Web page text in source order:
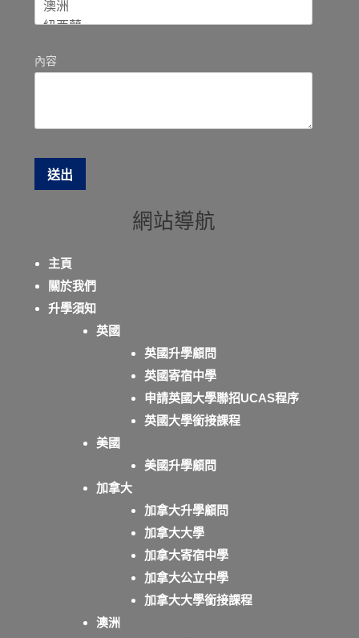
內容
網站導航
主頁
關於我們
升學須知
英國
英國升學顧問
英國寄宿中學
申請英國大學聯招UCAS程序
英國大學銜接課程
美國
美國升學顧問
加拿大
加拿大升學顧問
加拿大大學
加拿大寄宿中學
加拿大公立中學
加拿大大學銜接課程
澳洲